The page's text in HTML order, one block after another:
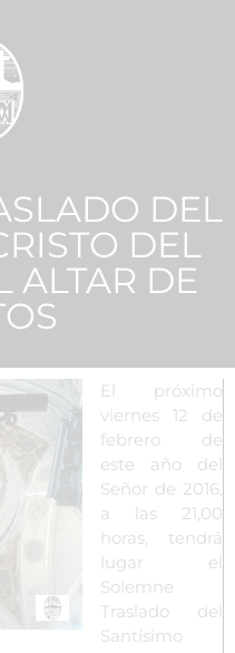
DEL
DEL
ALTAR DE
El próximo
viernes 12 de
febrero de
este año del
Señor de 2016,
a las 21,00
horas, tendrá
lugar el
Solemne
Traslado del
Santísimo